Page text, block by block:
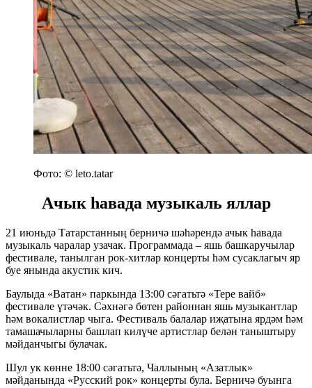
Фото: © leto.tatar
Ачык һавада музыкаль яллар
21 июньдә Татарстанның берничә шәһәрендә ачык һавада
музыкаль чаралар узачак. Программада – яшь башкаручылар
фестивале, танылган рок-хитлар концерты һәм сусаклагыч яр
буе янында акустик кич.
Баулыда «Ватан» паркында 13:00 сәгатьтә «Тере вайб»
фестивале үтәчәк. Сәхнәгә бөтен районнан яшь музыкантлар
һәм вокалистлар чыга. Фестиваль балалар иҗатына ярдәм һәм
тамашачыларны башлап килүче артистлар белән таныштыру
мәйданчыгы булачак.
Шул ук көнне 18:00 сәгатьтә, Чаллының «Азатлык»
мәйданында «Русский рок» концерты була. Берничә буынга